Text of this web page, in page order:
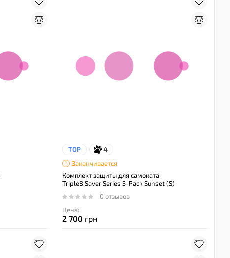
TOP 4
Заканчивается
Комплект защиты для самоката
Triple8 Saver Series 3-Pack Sunset (S)
0 отзывов
Цена:
2 700 грн